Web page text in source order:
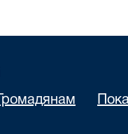
Громадянам